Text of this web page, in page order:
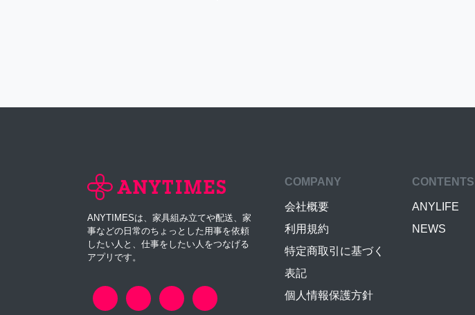
ANYTIMESは、家具組み立てや配送、家
事などの日常のちょっとした用事を依頼
したい人と、仕事をしたい人をつなげる
アプリです。
COMPANY
会社概要
利用規約
特定商取引に基づく
表記
個人情報保護方針
CONTENTS
ANYLIFE
NEWS